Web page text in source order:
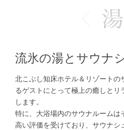
流氷の湯とサウナ
北こぶし知床ホテル＆リゾートの
るゲストにとって極上の癒しと
します。
特に、大浴場内のサウナルームは
高い評価を受けており、サウナシ